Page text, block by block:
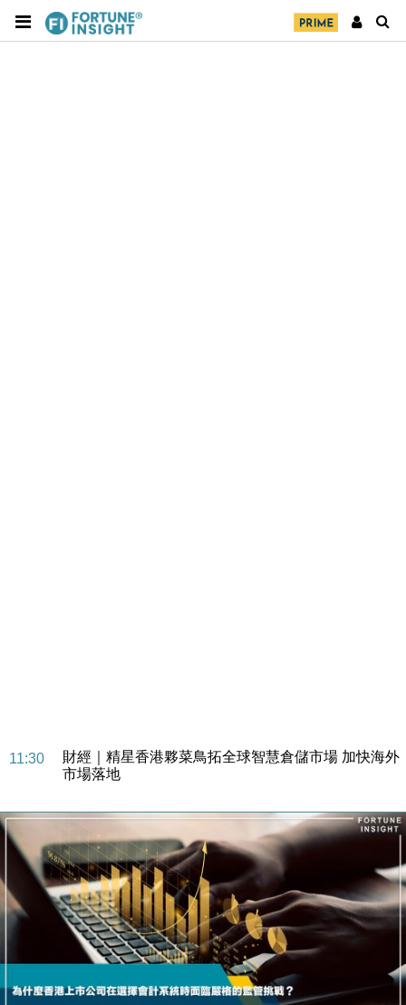
11:30
財經｜精星香港夥菜鳥拓全球智慧倉儲市場 加快海外
市場落地
東京半島
13:12
國際｜特朗普赴洛杉磯高球場活動前 男子攜槍彈被捕
12:30
財經｜香港7月PMI回落至51 企業擴張放慢兼縮減人
手
財經｜黑石傳再籌逾360億美元 支援Anthropic租用
Google晶片
財經｜美商務部擬擴大金屬關稅範圍 14類產品或加徵
25%